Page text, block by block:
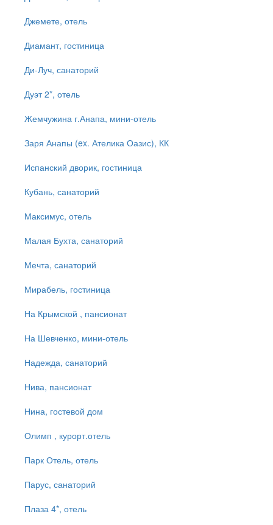
Джемете, отель
Диамант, гостиница
Ди-Луч, санаторий
Дуэт 2*, отель
Жемчужина г.Анапа, мини-отель
Заря Анапы (ex. Ателика Оазис), КК
Испанский дворик, гостиница
Кубань, санаторий
Максимус, отель
Малая Бухта, санаторий
Мечта, санаторий
Мирабель, гостиница
На Крымской , пансионат
На Шевченко, мини-отель
Надежда, санаторий
Нива, пансионат
Нина, гостевой дом
Олимп , курорт.отель
Парк Отель, отель
Парус, санаторий
Плаза 4*, отель